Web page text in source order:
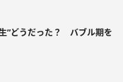
”どうだった？ バブル期を